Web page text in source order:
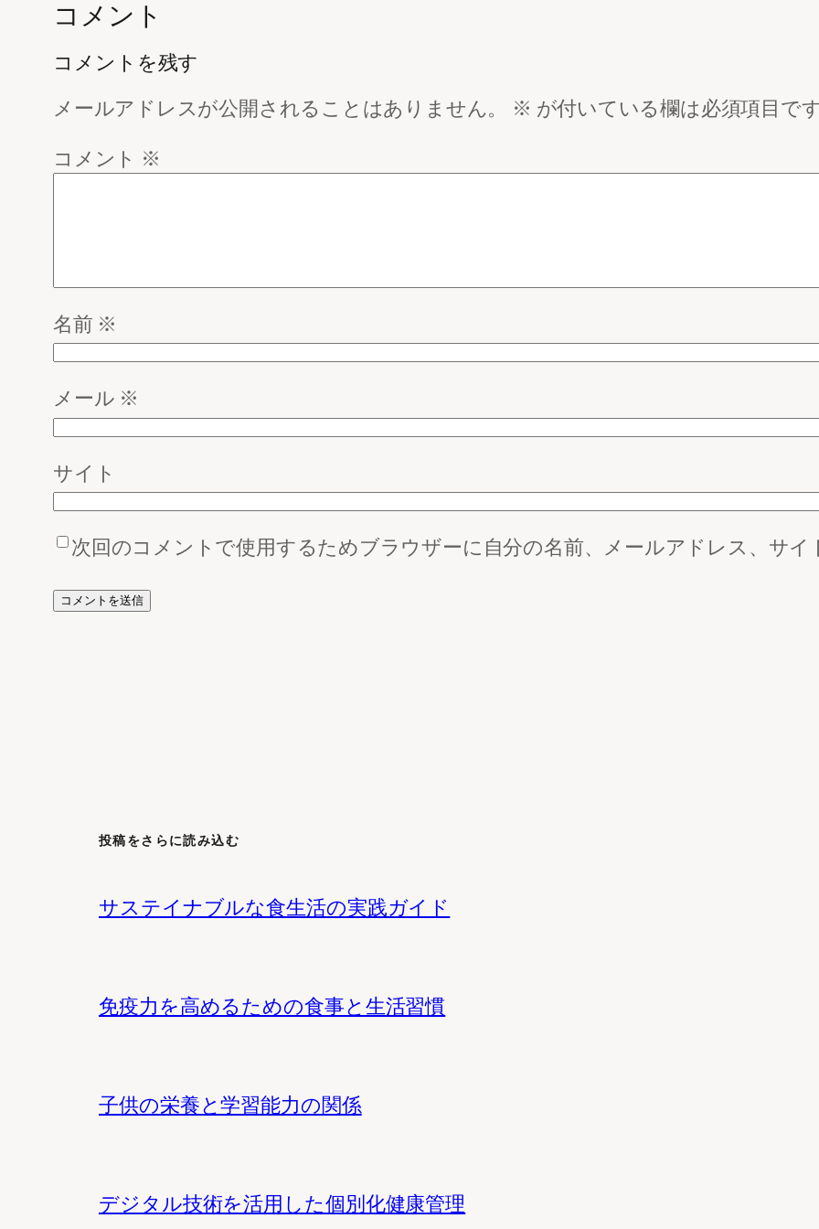
コメント
コメントを残す
メールアドレスが公開されることはありません。 ※ が付いている欄は必須項目で
コメント ※
名前 ※
メール ※
サイト
次回のコメントで使用するためブラウザーに自分の名前、メールアドレス、サイ
投稿をさらに読み込む
サステイナブルな食生活の実践ガイド
免疫力を高めるための食事と生活習慣
子供の栄養と学習能力の関係
デジタル技術を活用した個別化健康管理